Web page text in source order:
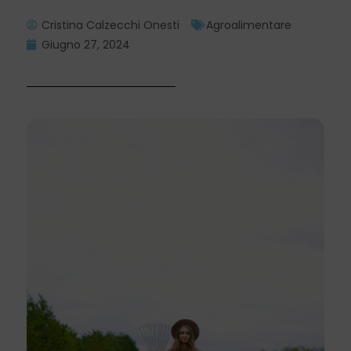
Cristina Calzecchi Onesti
Agroalimentare
Giugno 27, 2024